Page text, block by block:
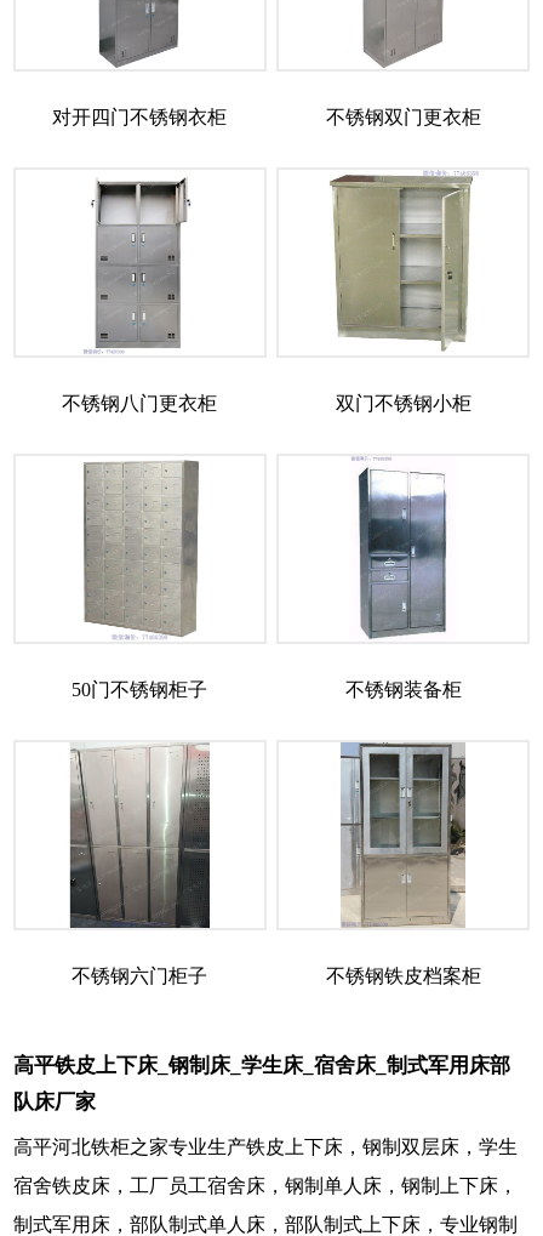
对开四门不锈钢衣柜 不锈钢双门更衣柜
不锈钢八门更衣柜 双门不锈钢小柜
50门不锈钢柜子 不锈钢装备柜
不锈钢六门柜子 不锈钢铁皮档案柜
高平铁皮上下床_钢制床_学生床_宿舍床_制式军用床部
队床厂家
高平河北铁柜之家专业生产铁皮上下床，钢制双层床，学生
宿舍铁皮床，工厂员工宿舍床，钢制单人床，钢制上下床，
制式军用床，部队制式单人床，部队制式上下床，专业钢制